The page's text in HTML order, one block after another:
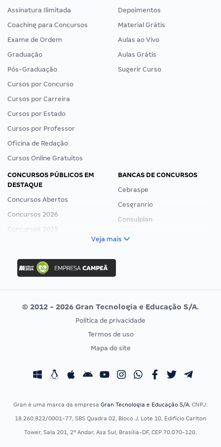
Assinatura Ilimitada
Coaching para Concursos
Exame de Ordem
Graduação
Pós-Graduação
Cursos por Concurso
Cursos por Carreira
Cursos por Estado
Cursos por Professor
Oficina de Redação
Cursos Online Gratuitos
Depoimentos
Material Grátis
Aulas ao Vivo
Aulas Grátis
Sugerir Curso
CONCURSOS PÚBLICOS EM
DESTAQUE
Concursos Abertos
Concursos 2026
Concursos 2025
Concurso Ibama
Concurso MPU
Editais publicados
BANCAS DE CONCURSOS
Cebraspe
Cesgranrio
Consulplan
Vunesp
CONCURSOS POR PROFISSÃO
Concursos Fiscais
Concursos Saúde
EXAME DE ORDEM
Calendário OAB
Veja mais
© 2012 - 2026 Gran Tecnologia e Educação S/A.
Política de privacidade
Termos de uso
Mapa do site
Gran é uma marca da empresa Gran Tecnologia e Educação S/A, CNPJ:
18.260.822/0001-77, SBS Quadra 02, Bloco J, Lote 10, Edifício Carlton
Tower, Sala 201, 2º Andar, Asa Sul, Brasília-DF, CEP 70.070-120.